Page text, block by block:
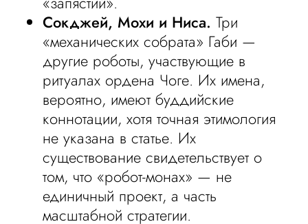
Сокджей, Мохи и Ниса. Три
«механических собрата» Габи —
другие роботы, участвующие в
ритуалах ордена Чоге. Их имена,
вероятно, имеют буддийские
коннотации, хотя точная этимология
не указана в статье. Их
существование свидетельствует о
том, что «робот-монах» — не
единичный проект, а часть
масштабной стратегии.